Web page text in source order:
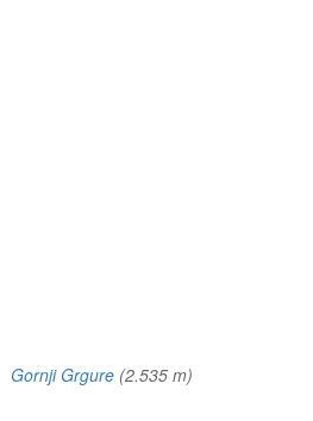
Gornji Grgure (2.535 m)